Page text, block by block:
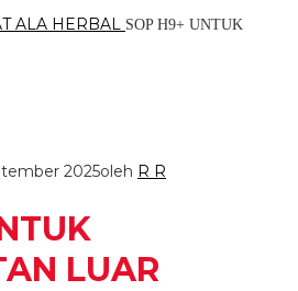
ALA HERBAL SOP H9+ UNTUK
2025oleh R R
LUAR